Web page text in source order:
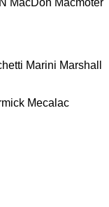
Marini Marshall
Mecalac